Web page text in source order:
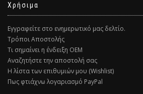
Χρήσιμα
Εγγραφείτε στο ενημερωτικό μας δελτίο.
Τρόποι Αποστολής
Τι σημαίνει η ένδειξη ΟΕΜ
Αναζητήστε την αποστολή σας
Η λίστα των επιθυμιών μου (Wishlist)
Πως φτιάχνω λογαριασμό PayPal